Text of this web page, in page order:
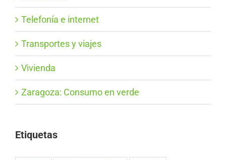
Telefonía e internet
Transportes y viajes
Vivienda
Zaragoza: Consumo en verde
Etiquetas